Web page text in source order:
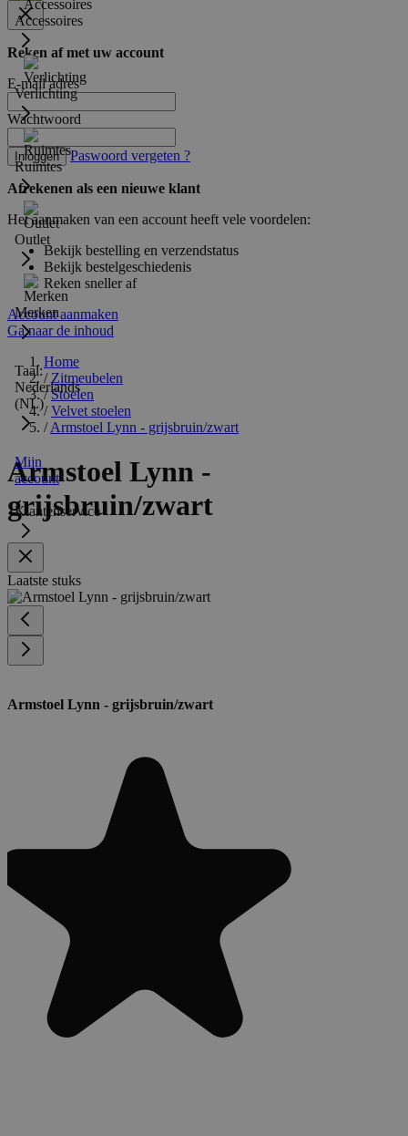
Accessoires
Verlichting
Ruimtes
Outlet
Merken
Taal:
Nederlands
(NL)
Mijn
account
Klantenservice
Reken af met uw account
E-mail adres
Wachtwoord
Inloggen Paswoord vergeten ?
Afrekenen als een nieuwe klant
Het aanmaken van een account heeft vele voordelen:
Bekijk bestelling en verzendstatus
Bekijk bestelgeschiedenis
Reken sneller af
Account aanmaken
Ga naar de inhoud
Home
/ Zitmeubelen
/ Stoelen
/ Velvet stoelen
/ Armstoel Lynn - grijsbruin/zwart
Armstoel Lynn -
grijsbruin/zwart
Laatste stuks
Armstoel Lynn - grijsbruin/zwart